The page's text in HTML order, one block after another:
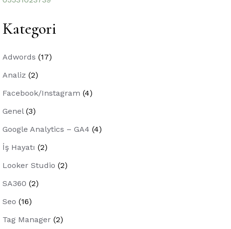
Kategori
Adwords (17)
Analiz (2)
Facebook/Instagram (4)
Genel(3)
Google Analytics – GA4 (4)
İş Hayatı (2)
Looker Studio (2)
SA360 (2)
Seo (16)
Tag Manager (2)